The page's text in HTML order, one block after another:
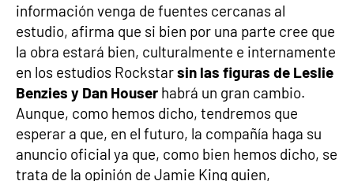
información venga de fuentes cercanas al
estudio, afirma que si bien por una parte cree que
la obra estará bien, culturalmente e internamente
en los estudios Rockstarsin las figuras de Leslie
Benzies y Dan Houser habrá un gran cambio.
Aunque, como hemos dicho, tendremos que
esperar a que, en el futuro, la compañía haga su
anuncio oficial ya que, como bien hemos dicho, se
trata de la opinión de Jamie King quien,